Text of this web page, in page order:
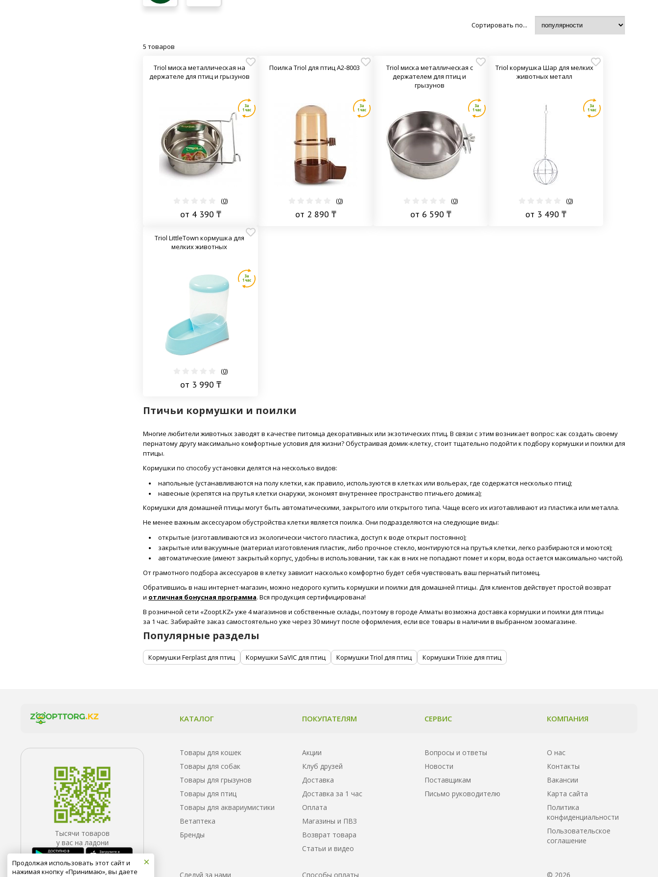
Сортировать по...
5 товаров
Triol миска металлическая на
держателе для птиц и грызунов
(0)
от 4 390 ₸
Поилка Triol для птиц А2-8003
(0)
от 2 890 ₸
Triol миска металлическая с
держателем для птиц и
грызунов
(0)
от 6 590 ₸
Triol кормушка Шар для мелких
животных металл
(0)
от 3 490 ₸
Triol LittleTown кормушка для
мелких животных
(0)
от 3 990 ₸
Птичьи кормушки и поилки
Многие любители животных заводят в качестве питомца декоративных или экзотических птиц. В связи с этим возникает вопрос: как создать своему
пернатому другу максимально комфортные условия для жизни? Обустраивая домик-клетку, стоит тщательно подойти к подбору кормушки и поилки для
птицы.
Кормушки по способу установки делятся на несколько видов:
напольные (устанавливаются на полу клетки, как правило, используются в клетках или вольерах, где содержатся несколько птиц);
навесные (крепятся на прутья клетки снаружи, экономят внутреннее пространство птичьего домика);
Кормушки для домашней птицы могут быть автоматическими, закрытого или открытого типа. Чаще всего их изготавливают из пластика или металла.
Не менее важным аксессуаром обустройства клетки является поилка. Они подразделяются на следующие виды:
открытые (изготавливаются из экологически чистого пластика, доступ к воде открыт постоянно);
закрытые или вакуумные (материал изготовления пластик, либо прочное стекло, монтируются на прутья клетки, легко разбираются и моются);
автоматические (имеют закрытый корпус, удобны в использовании, так как в них не попадают помет и корм, вода остается максимально чистой).
От грамотного подбора аксессуаров в клетку зависит насколько комфортно будет себя чувствовать ваш пернатый питомец.
Обратившись в наш интернет-магазин, можно недорого купить кормушки и поилки для домашней птицы. Для клиентов действует простой возврат
и отличная бонусная программа. Вся продукция сертифицирована!
В розничной сети «Zoopt.KZ» уже 4 магазинов и собственные склады, поэтому в городе Алматы возможна доставка кормушки и поилки для птицы
за 1 час. Забирайте заказ самостоятельно уже через 30 минут после оформления, если все товары в наличии в выбранном зоомагазине.
Популярные разделы
Кормушки Ferplast для птиц Кормушки SaVIC для птиц Кормушки Triol для птиц Кормушки Trixie для птиц
Тысячи товаров
у вас на ладони
КАТАЛОГ
Товары для кошек
Товары для собак
Товары для грызунов
Товары для птиц
Товары для аквариумистики
Ветаптека
Бренды
ПОКУПАТЕЛЯМ
Акции
Клуб друзей
Доставка
Доставка за 1 час
Оплата
Магазины и ПВЗ
Возврат товара
Статьи и видео
СЕРВИС
Вопросы и ответы
Новости
Поставщикам
Письмо руководителю
КОМПАНИЯ
О нас
Контакты
Вакансии
Карта сайта
Политика
конфиденциальности
Пользовательское
соглашение
Следуй за нами Способы оплаты © 2026
×
Продолжая использовать этот сайт и
нажимая кнопку «Принимаю», вы даете